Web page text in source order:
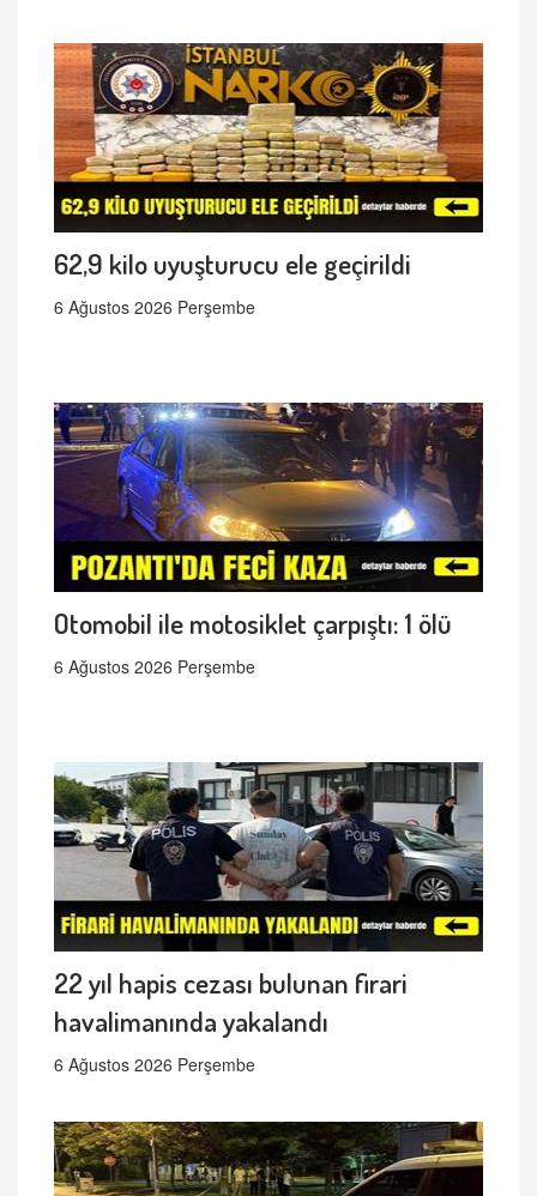
62,9 kilo uyuşturucu ele geçirildi
6 Ağustos 2026 Perşembe
Otomobil ile motosiklet çarpıştı: 1 ölü
6 Ağustos 2026 Perşembe
22 yıl hapis cezası bulunan firari
havalimanında yakalandı
6 Ağustos 2026 Perşembe